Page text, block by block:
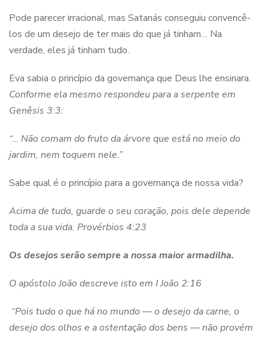
Pode parecer irracional, mas Satanás conseguiu convencê-
los de um desejo de ter mais do que já tinham… Na
verdade, eles já tinham tudo.
Eva sabia o princípio da governança que Deus lhe ensinara.
Conforme ela mesmo respondeu para a serpente em
Genêsis 3:3:
“… Não comam do fruto da árvore que está no meio do
jardim, nem toquem nele.”
Sabe qual é o princípio para a governança de nossa vida?
Acima de tudo, guarde o seu coração, pois dele depende
toda a sua vida. Provérbios 4:23
Os desejos serão sempre a nossa maior armadilha.
O apóstolo João descreve isto em I João 2:16
“Pois tudo o que há no mundo — o desejo da carne, o
desejo dos olhos e a ostentação dos bens — não provém